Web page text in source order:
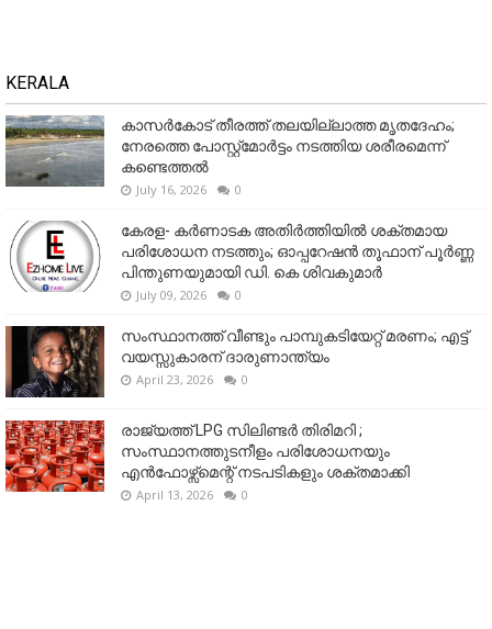
KERALA
കാസർകോട് തീരത്ത് തലയില്ലാത്ത മൃതദേഹം;
നേരത്തെ പോസ്റ്റ്‌മോർട്ടം നടത്തിയ ശരീരമെന്ന്
കണ്ടെത്തൽ
July 16, 2026 0
കേരള- കർണാടക അതിർത്തിയിൽ ശക്തമായ
പരിശോധന നടത്തും; ഓപ്പറേഷൻ തൂഫാന് പൂർണ്ണ
പിന്തുണയുമായി ഡി. കെ ശിവകുമാർ
July 09, 2026 0
സംസ്ഥാനത്ത് വീണ്ടും പാമ്പുകടിയേറ്റ് മരണം; എട്ട്
വയസ്സുകാരന് ദാരുണാന്ത്യം
April 23, 2026 0
രാജ്യത്ത് LPG സിലിണ്ടർ തിരിമറി ;
സംസ്ഥാനത്തുടനീളം പരിശോധനയും
എൻഫോഴ്സ്മെന്റ് നടപടികളും ശക്തമാക്കി
April 13, 2026 0